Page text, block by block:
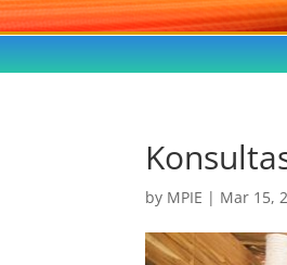
by MPIE | Mar 15,